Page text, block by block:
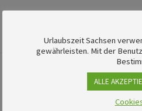
Urlaubszeit Sachsen
gewährleisten. Mit der
ALLE